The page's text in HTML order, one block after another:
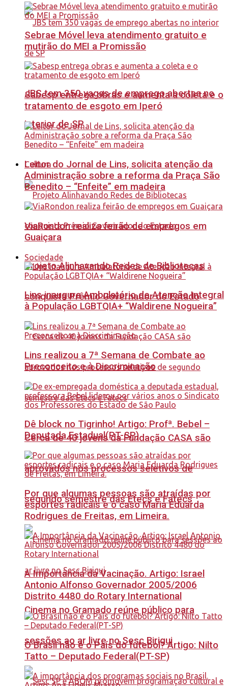
JBS tem 350 vagas de emprego abertas no
interior de SP
Cultura
Projeto Alinhavando Redes de Bibliotecas
conquista Prêmio Governador do Estado
Cerca de 40 jovens da Fundação CASA são
aprovados nos processos seletivos de
segundo semestre das Etecs e Fatecs
Cinema no Gramado reúne público para
sessões ao ar livre no Sesc Birigui
Sebrae Móvel leva atendimento gratuito e
mutirão do MEI a Promissão
Sabesp entrega obras e aumenta a coleta e o
tratamento de esgoto em Iperó
Leitor do Jornal de Lins, solicita atenção da
Administração sobre a reforma da Praça São
Benedito – “Enfeite” em madeira
ViaRondon realiza feirão de empregos em
Guaiçara
Sociedade
Lins inaugura Ambulatório de Atenção Integral
à População LGBTQIA+ “Waldirene Nogueira”
Lins realizou a 7ª Semana de Combate ao
Preconceito e à Discriminação
Dê block no Tigrinho! Artigo: Profª. Bebel –
Deputada Estadual(PT-SP)
Por que algumas pessoas são atraídas por
esportes radicais e o caso Maria Eduarda
Rodrigues de Freitas, em Limeira.
A Importância da Vacinação. Artigo: Israel
Antonio Alfonso Governador 2005/2006
Distrito 4480 do Rotary International
O Brasil não é o País do futebol? Artigo: Nilto
Tatto – Deputado Federal(PT-SP)